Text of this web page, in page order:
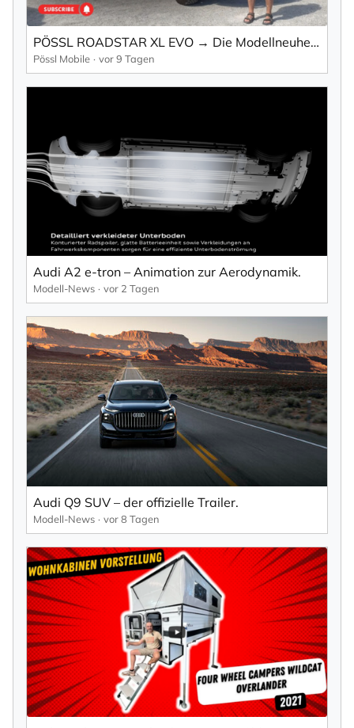
PÖSSL ROADSTAR XL EVO → Die Modellneuheit 2027 & der größte Offroad Camper auf 7m!
Pössl Mobile vor 9 Tagen
Audi A2 e-tron – Animation zur Aerodynamik.
Modell-News vor 2 Tagen
Audi Q9 SUV – der offizielle Trailer.
Modell-News vor 8 Tagen